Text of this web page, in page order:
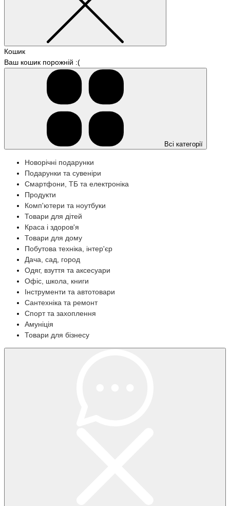
Кошик
Ваш кошик порожній :(
Всі категорії
Новорічні подарунки
Подарунки та сувеніри
Смартфони, ТБ та електроніка
Продукти
Комп'ютери та ноутбуки
Товари для дітей
Краса і здоров'я
Товари для дому
Побутова техніка, інтер'єр
Дача, сад, город
Одяг, взуття та аксесуари
Офіс, школа, книги
Інструменти та автотовари
Сантехніка та ремонт
Спорт та захоплення
Амуніція
Товари для бізнесу